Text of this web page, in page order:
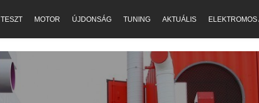
TESZT MOTOR ÚJDONSÁG TUNING AKTUÁLIS ELEKTROMOS